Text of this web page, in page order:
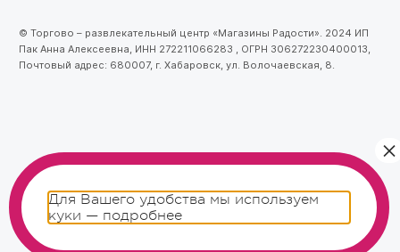
© Торгово – развлекательный центр «Магазины Радости». 2024 ИП
Пак Анна Алексеевна, ИНН 272211066283 , ОГРН 306272230400013,
Почтовый адрес: 680007, г. Хабаровск, ул. Волочаевская, 8.
Для Вашего удобства мы используем
куки — подробнее